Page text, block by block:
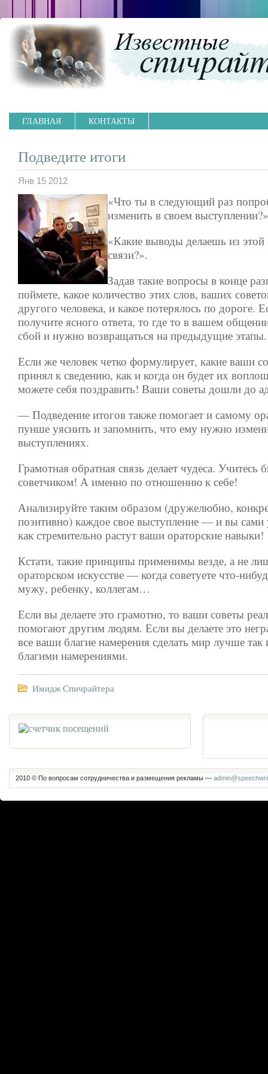
ГЛАВНАЯ КОНТАКТЫ
Подведите итоги
Янв 15 2012
«Что ты в следующий раз
изменить в своем
«Какие выводы делаешь из этой
связи?».
Задав такие вопросы в конце
поймете, какое количество этих слов, ваших
другого человека, и какое потерялось по дороге.
получите ясного ответа, то где то в вашем
сбой и нужно возвращаться на предыдущие этапы.
Если же человек четко формулирует, какие ваши
принял к сведению, как и когда он будет их
можете себя поздравить! Ваши советы дошли до
— Подведение итогов также помогает и самому
пунше уяснить и запомнить, что ему нужно
выступлениях.
Грамотная обратная связь делает чудеса.
советчиком! А именно по отношению к себе!
Анализируйте таким образом (дружелюбно,
позитивно) каждое свое выступление — и вы сами
как стремительно растут ваши ораторские навыки!
Кстати, такие принципы применимы везде, а не
ораторском искусстве — когда советуете что-
мужу, ребенку, коллегам…
Если вы делаете это грамотно, то ваши советы
помогают другим людям. Если вы делаете это
все ваши благие намерения сделать мир лучше так
благими намерениями.
Имидж Спичрайтера
2010 © По вопросам сотрудничества и размещения рекламы —